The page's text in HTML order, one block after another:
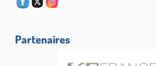
Partenaires